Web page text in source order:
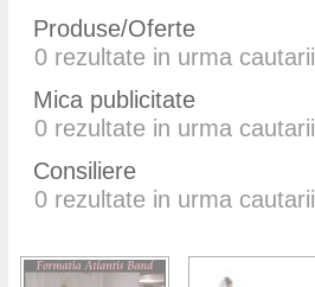
Produse/Oferte
0 rezultate in urma cautarii
Mica publicitate
0 rezultate in urma cautarii
Consiliere
0 rezultate in urma cautarii